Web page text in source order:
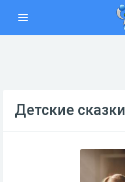
Детские сказки